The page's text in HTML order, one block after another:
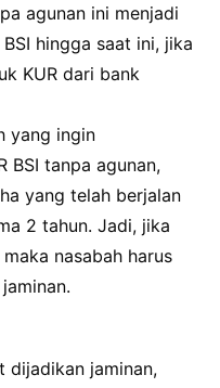
agunan ini menjadi
hingga saat ini, jika
KUR dari bank
yang ingin
BSI tanpa agunan,
yang telah berjalan
2 tahun. Jadi, jika
nasabah harus
dijadikan jaminan,